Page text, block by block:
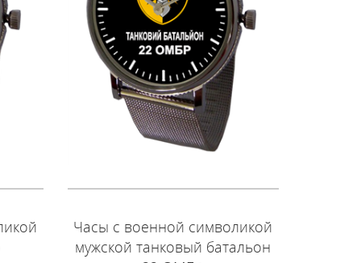
Часы с военной символикой
мужской танковый батальон